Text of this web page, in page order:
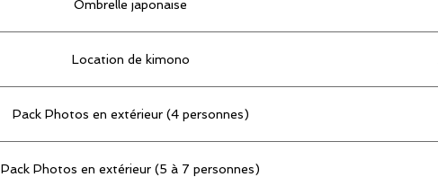
Ombrelle japonaise
Location de kimono
Pack Photos en extérieur (4 personnes)
Pack Photos en extérieur (5 à 7 personnes)